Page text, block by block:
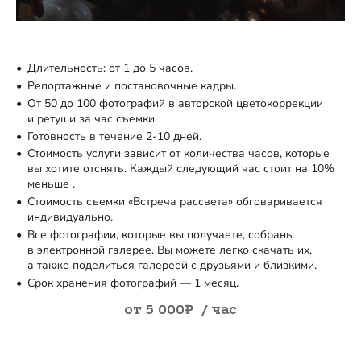
Длительность: от 1 до 5 часов.
Репортажные и постановочные кадры.
От 50 до 100 фотографий в авторской цветокоррекции
и ретуши за час съемки
Готовность в течение 2-10 дней.
Стоимость услуги зависит от количества часов, которые
вы хотите отснять. Каждый следующий час стоит на 10%
меньше .
Стоимость съемки «Встреча рассвета» обговаривается
индивидуально.
Все фотографии, которые вы получаете, собраны
в электронной галерее. Вы можете легко скачать их,
а также поделиться галереей с друзьями и близкими.
Срок хранения фотографий — 1 месяц.
от 5 000₽ / час